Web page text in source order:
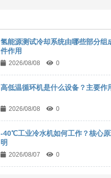
氢能源测试冷却系统由哪些部分组
件作用
2026/08/08 0
高低温循环机是什么设备？主要作
2026/08/08 0
-40℃工业冷水机如何工作？核心
明
2026/08/07 0